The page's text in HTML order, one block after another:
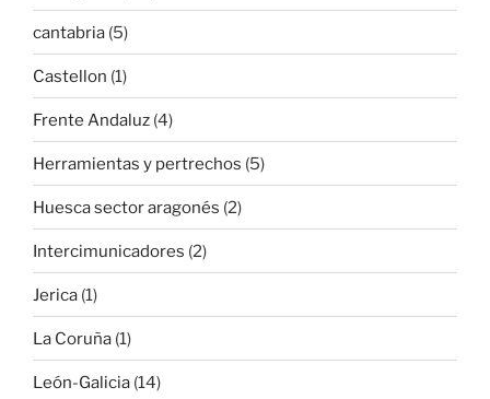
cantabria (5)
Castellon (1)
Frente Andaluz (4)
Herramientas y pertrechos (5)
Huesca sector aragonés (2)
Intercimunicadores (2)
Jerica (1)
La Coruña (1)
León-Galicia (14)